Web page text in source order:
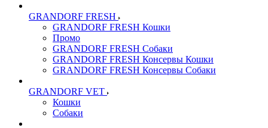
GRANDORF FRESH
GRANDORF FRESH Кошки
Промо
GRANDORF FRESH Собаки
GRANDORF FRESH Консервы Кошки
GRANDORF FRESH Консервы Собаки
GRANDORF VET
Кошки
Собаки